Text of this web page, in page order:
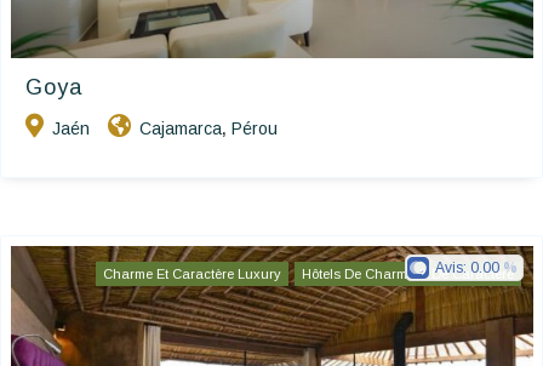
Goya
Jaén Cajamarca, Pérou
Charme Et Caractère Luxury Hôtels De Charme & De Caractère
Avis: 0.00